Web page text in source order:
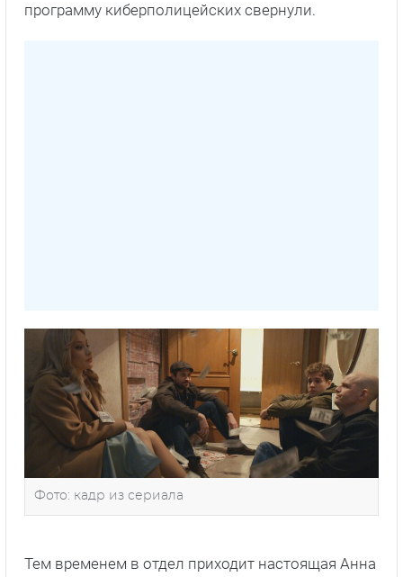
программу киберполицейских свернули.
Фото: кадр из сериала
Тем временем в отдел приходит настоящая Анна